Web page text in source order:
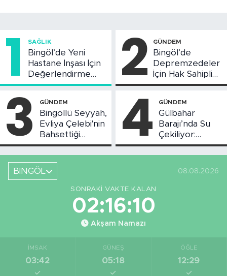
1 SAĞLIK
Bingöl’de Yeni
Hastane İnşası İçin
Değerlendirme
Toplantısı Yapıldı
2 GÜNDEM
Bingöl’de
Depremzedeler
İçin Hak Sahipliği
Askı Süreci
3 GÜNDEM
Bingöllü Seyyah,
Evliya Çelebi'nin
Bahsettiği
Bingöl'deki O
Yeri Görüntüledi
4 GÜNDEM
Gülbahar
Barajı’nda Su
Çekiliyor:
Piknikçi Sayısı
Azaldı
BİNGÖL
08.08.2026
SONRAKI VAKTE KALAN
02:16:09
Akşam Namazı
İMSAK
03:42
GÜNEŞ
05:18
ÖĞLE
12:29